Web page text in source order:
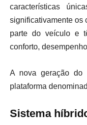
características
significativamente os
parte do veículo e
conforto,
A nova geração do
plataforma
Sistema